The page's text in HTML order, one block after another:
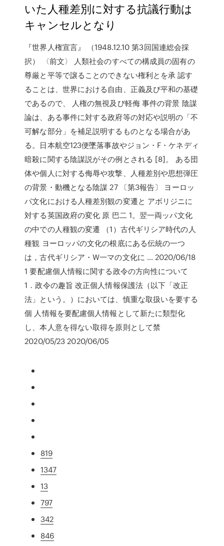
いた人種差別に対する抗議行動は
キャンセルとなり
『世界人権宣言』 （1948.12.10 第3回国連総会採
択） 〈前文〉 人類社会のすべての構成員の固有の
尊厳と平等で譲ることのできない権利とを承 認す
ることは、世界における自由、正義及び平和の基礎
であるので、 人権の無視及び軽侮 事件の背景 陰謀
論は、ある事件に対する政府等の対応や説明の「不
可解な部分」を補足説明するものとなる場合があ
る。日本航空123便墜落事故やジョン・F・ケネディ
暗殺に関する陰謀説がその例とされる [8]。 ある団
体や個人に対する侮辱や攻撃、人種差別や思想弾圧
の背景・動機となる陰謀 27 〔第3報告〕 ヨーロッ
パ文化における人種差別観の変遷と アボリジニに
対する英国政府の変化 原 巴二 1。翌一両ッパ文化
の中での人種観の変遷 （1）古代ギリシア時代の人
種観 ヨーロッパの文化の根底にある伝統の一つ
は，古代ギリシア・W一マの文化に … 2020/06/18
1 要配慮個人情報に関する政令の方向性について
1．政令の趣旨 改正個人情報保護法（以下「改正
法」という。）においては、慎重な取扱いを要する
個 人情報を要配慮個人情報として新たに類型化
し、本人意を得ない取得を原則として禁
2020/05/23 2020/06/05
819
1347
13
797
342
846